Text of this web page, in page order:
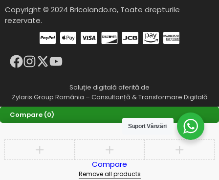
Copyright © 2024 Bricolando.ro, Toate drepturile
rezervate.
Soluție digitală oferită de
Zylaris Group România – Consultanță & Transformare Digitală
Suport Vânzări
Compare (0)
Compare
Remove all products